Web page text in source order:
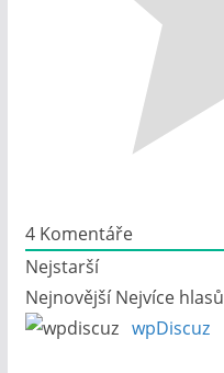
4Komentáře
Nejstarší
Nejnovější Nejvíce hlasů
wpDiscuz